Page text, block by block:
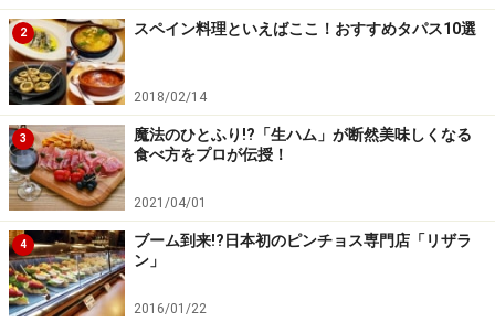
2 スペイン料理といえばここ！おすすめタパス10選
2018/02/14
3
魔法のひとふり!?「生ハム」が断然美味しくなる
食べ方をプロが伝授！
2021/04/01
4
ブーム到来!?日本初のピンチョス専門店「リザラ
ン」
2016/01/22